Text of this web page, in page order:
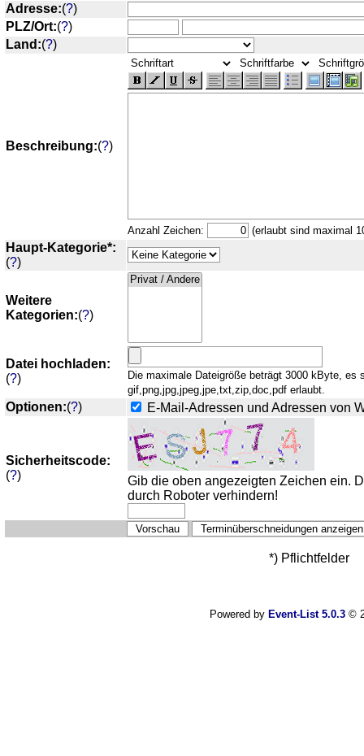
Adresse:(?)
PLZ/Ort:(?)
Land:(?)
Beschreibung:(?)
Anzahl Zeichen: (erlaubt sind maximal
Haupt-Kategorie*:
(?)
Weitere
Kategorien:(?)
Datei hochladen:
(?)
Die maximale Dateigröße beträgt 3000 kByte, es
gif,png,jpg,jpeg,jpe,txt,zip,doc,pdf erlaubt.
Optionen:(?) E-Mail-Adressen und Adressen von
Sicherheitscode:
(?)
Gib die oben angezeigten Zeichen ein.
durch Roboter verhindern!
*) Pflichtfelder
Powered by Event-List 5.0.3©